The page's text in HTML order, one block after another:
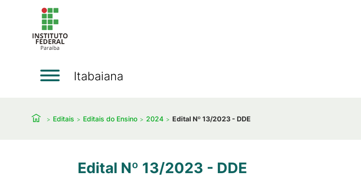
Itabaiana
Editais Editais do Ensino 2024 Edital Nº 13/2023 - DDE
Edital Nº 13/2023 - DDE